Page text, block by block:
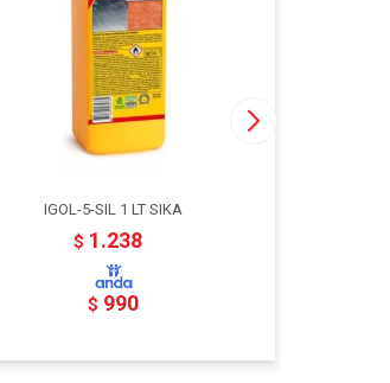
IGOL-5-SIL 1 LT SIKA
$ 1.238
$ 990